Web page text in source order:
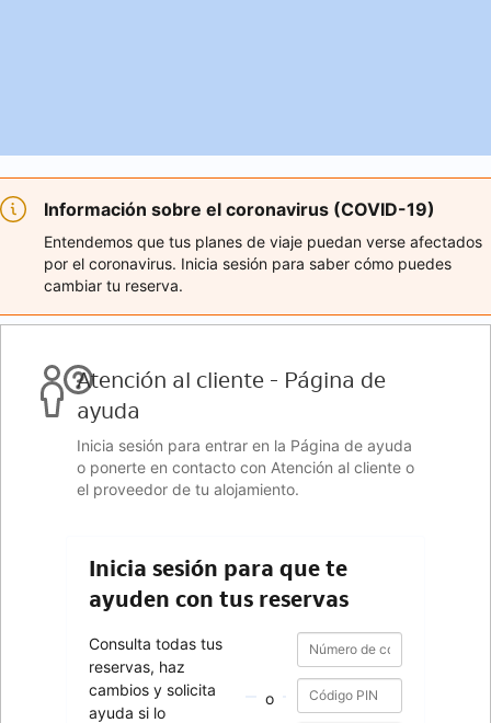
Información sobre el coronavirus (COVID-19)
Entendemos que tus planes de viaje puedan verse afectados
por el coronavirus. Inicia sesión para saber cómo puedes
cambiar tu reserva.
Atención al cliente - Página de
ayuda
Inicia sesión para entrar en la Página de ayuda
o ponerte en contacto con Atención al cliente o
el proveedor de tu alojamiento.
Inicia sesión para que te
ayuden con tus reservas
Consulta todas tus
reservas, haz
cambios y solicita
ayuda si lo
o
Número
de
confirmación
Número
confirmación